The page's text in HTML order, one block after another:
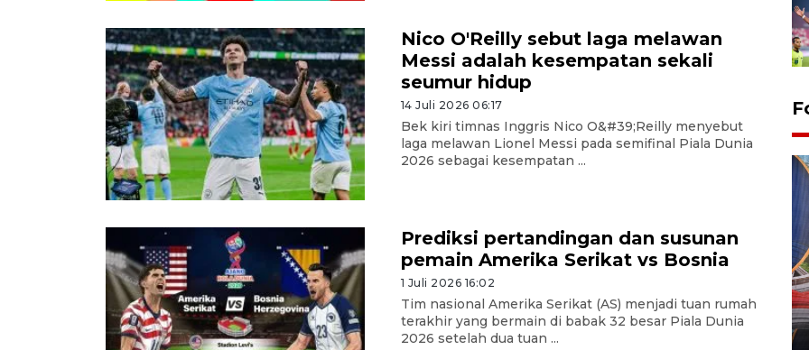
Nico O'Reilly sebut laga melawan
Messi adalah kesempatan sekali
seumur hidup
14 Juli 2026 06:17
Bek kiri timnas Inggris Nico O&#39;Reilly menyebut
laga melawan Lionel Messi pada semifinal Piala Dunia
2026 sebagai kesempatan ...
Prediksi pertandingan dan susunan
pemain Amerika Serikat vs Bosnia
1 Juli 2026 16:02
Tim nasional Amerika Serikat (AS) menjadi tuan rumah
terakhir yang bermain di babak 32 besar Piala Dunia
2026 setelah dua tuan ...
perlintasan sebidang di
Stasiun Bogor
12 Juni 2026 18:49